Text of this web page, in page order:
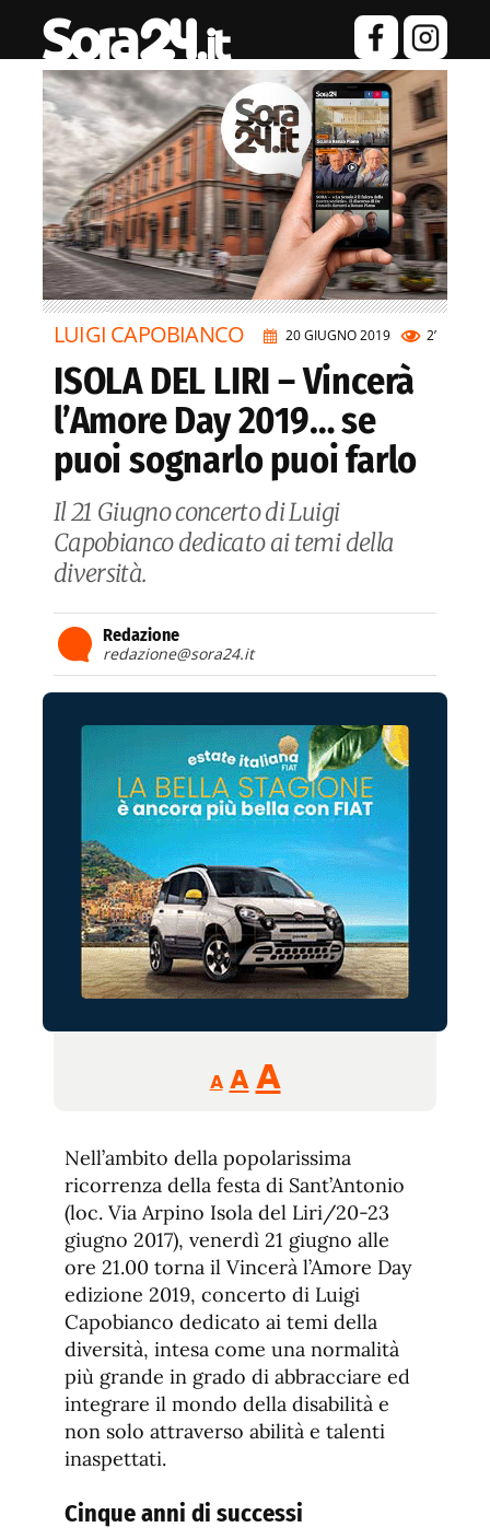
20 GIUGNO 2019 2’
LUIGI CAPOBIANCO
ISOLA DEL LIRI – Vincerà
l’Amore Day 2019… se
puoi sognarlo puoi farlo
Il 21 Giugno concerto di Luigi
Capobianco dedicato ai temi della
diversità.
Redazione
redazione@sora24.it
A
Reducir
tamaño
A Restablecer
de
fuente
AAumentar
de
fuente.
Nell’ambito della popolarissima
ricorrenza della festa di Sant’Antonio
(loc. Via Arpino Isola del Liri/20-23
giugno 2017), venerdì 21 giugno alle
ore 21.00 torna il Vincerà l’Amore Day
edizione 2019, concerto di Luigi
Capobianco dedicato ai temi della
diversità, intesa come una normalità
più grande in grado di abbracciare ed
integrare il mondo della disabilità e
non solo attraverso abilità e talenti
inaspettati.
Cinque anni di successi